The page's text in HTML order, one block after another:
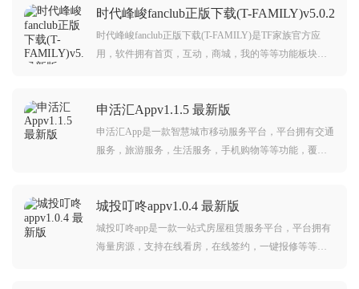
时代峰峻fanclub正版下载(T-FAMILY)v5.0.2
最新版
时代峰峻fanclub正版下载(T-FAMILY)是TF家族官方应
用，软件拥有首页，互动，商城，我的等等功能板块，
申活汇Appv1.1.5 最新版
申活汇App是一款智慧城市移动服务平台，平台拥有交通
服务，旅游服务，生活服务，手机购物等等功能，覆盖
城投叮咚appv1.0.4 最新版
城投叮咚app是一款一站式房屋租赁服务平台，平台拥有
海量房源，支持在线看房，在线签约，一键报修等等功